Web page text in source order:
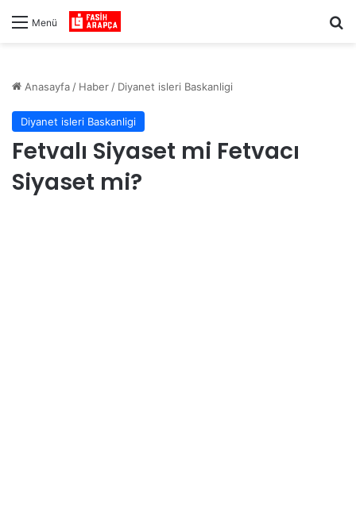
Menü
Anasayfa / Haber / Diyanet isleri Baskanligi
Diyanet isleri Baskanligi
Fetvalı Siyaset mi Fetvacı
Siyaset mi?